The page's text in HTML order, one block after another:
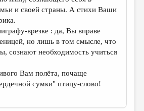
и своей страны. А стихи Ваши
врезке : да, Вы вправе
но лишь в том смысле, что
сознают необходимость учиться
Вам полёта, почаще
сумки" птицу-слово!